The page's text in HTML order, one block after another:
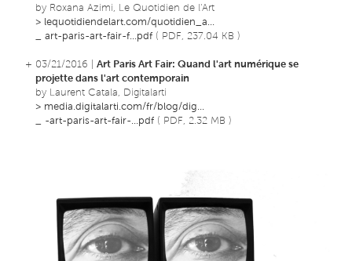
by Roxana Azimi, Le Quotidien de l'Art
> lequotidiendelart.com/quotidien_a...
art-paris-art-fair-f...pdf ( PDF, 237.04 KB )
+ 03/21/2016 | Art Paris Art Fair: Quand l'art numérique se
projette dans l'art contemporain
by Laurent Catala, Digitalarti
> media.digitalarti.com/fr/blog/dig...
-art-paris-art-fair-...pdf ( PDF, 2.32 MB )